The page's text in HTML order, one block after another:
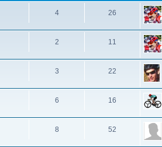
4 26
2 11
3 22
6 16
8 52